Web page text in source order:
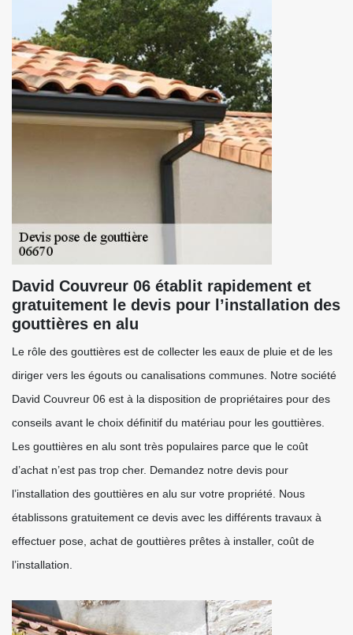
David Couvreur 06 établit rapidement et
gratuitement le devis pour l’installation des
gouttières en alu
Le rôle des gouttières est de collecter les eaux de pluie et de les
diriger vers les égouts ou canalisations communes. Notre société
David Couvreur 06 est à la disposition de propriétaires pour des
conseils avant le choix définitif du matériau pour les gouttières.
Les gouttières en alu sont très populaires parce que le coût
d’achat n’est pas trop cher. Demandez notre devis pour
l’installation des gouttières en alu sur votre propriété. Nous
établissons gratuitement ce devis avec les différents travaux à
effectuer pose, achat de gouttières prêtes à installer, coût de
l’installation.